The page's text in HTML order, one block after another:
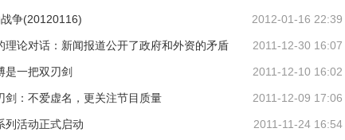
2012-01-16 22:39
争(20120116)
2011-12-30 16:07
理论对话：新闻报道公开了政府和外资的矛盾
2011-12-10 16:02
是一把双刃剑
2011-12-09 17:06
剑：不爱虚名，更关注节目质量
2011-11-24 16:54
列活动正式启动